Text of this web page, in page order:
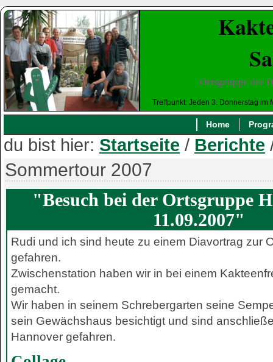
Ortsgruppe der
Treffpunkt: Jeden 3. Donnerstag im
Home
du bist hier: Startseite / Berichte
Sommertour 2007
"Besuch bei der Ortsgruppe
11.09.2007"
Rudi und ich sind heute zu einem Diavortrag zur
gefahren.
Zwischenstation haben wir in bei einem
gemacht.
Wir haben in seinem Schrebergarten seine
sein Gewächshaus besichtigt und sind
Hannover gefahren.